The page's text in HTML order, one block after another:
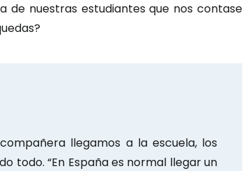
de nuestras estudiantes que nos contase
llegamos a la escuela, los
todo. “En España es normal llegar un